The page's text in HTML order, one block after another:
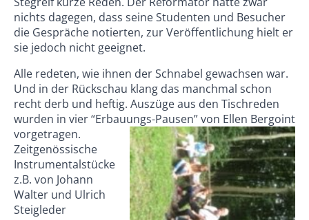
nichts dagegen, dass seine Studenten und Besucher
die Gespräche notierten, zur Veröffentlichung hielt er
sie jedoch nicht geeignet.
Alle redeten, wie ihnen der Schnabel gewachsen war.
Und in der Rückschau klang das manchmal schon
recht derb und heftig. Auszüge aus den Tischreden
wurden in vier “Erbauungs-Pausen” von Ellen Bergoint
vorgetragen.
Zeitgenössische
Instrumentalstücke
z.B. von Johann
Walter und Ulrich
Steigleder